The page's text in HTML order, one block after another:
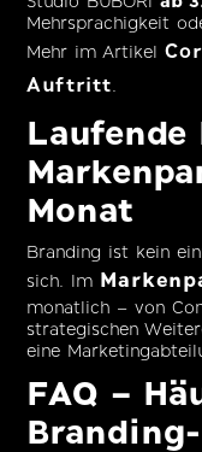
Mehrsprachigkeit
Mehr im Artikel
Auftritt
Laufende
Monat
Branding ist kein
sich. Im
monatlich – von
strategischen
eine
FAQ –